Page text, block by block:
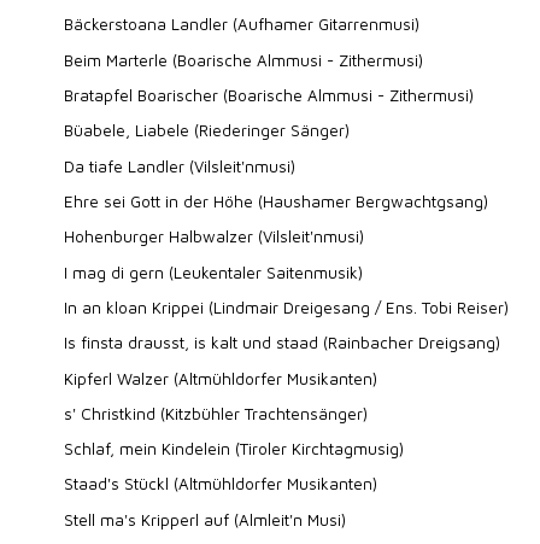
Bäckerstoana Landler (Aufhamer Gitarrenmusi)
Beim Marterle (Boarische Almmusi - Zithermusi)
Bratapfel Boarischer (Boarische Almmusi - Zithermusi)
Büabele, Liabele (Riederinger Sänger)
Da tiafe Landler (Vilsleit'nmusi)
Ehre sei Gott in der Höhe (Haushamer Bergwachtgsang)
Hohenburger Halbwalzer (Vilsleit'nmusi)
I mag di gern (Leukentaler Saitenmusik)
In an kloan Krippei (Lindmair Dreigesang / Ens. Tobi Reiser)
Is finsta drausst, is kalt und staad (Rainbacher Dreigsang)
Kipferl Walzer (Altmühldorfer Musikanten)
s' Christkind (Kitzbühler Trachtensänger)
Schlaf, mein Kindelein (Tiroler Kirchtagmusig)
Staad's Stückl (Altmühldorfer Musikanten)
Stell ma's Kripperl auf (Almleit'n Musi)